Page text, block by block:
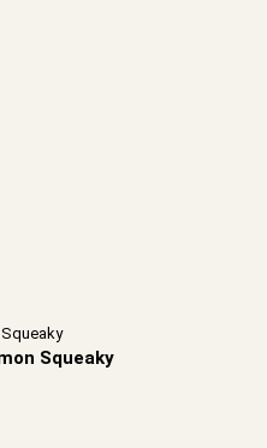
Squeaky